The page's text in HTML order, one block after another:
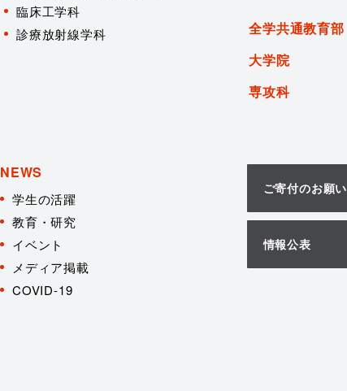
臨床工学科
診療放射線学科
全学共通教育部
大学院
専攻科
NEWS
学生の活躍
教育・研究
イベント
メディア掲載
COVID-19
ご寄付のお願い
情報公表